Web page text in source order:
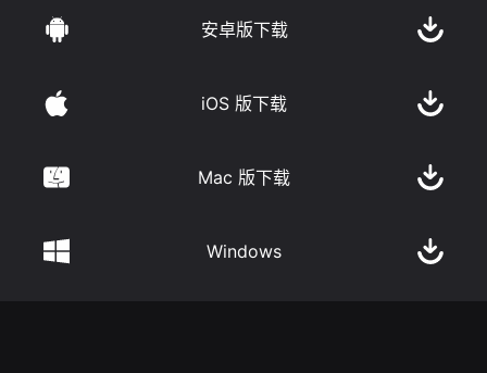
安卓版下载
iOS 版下载
Mac 版下载
Windows